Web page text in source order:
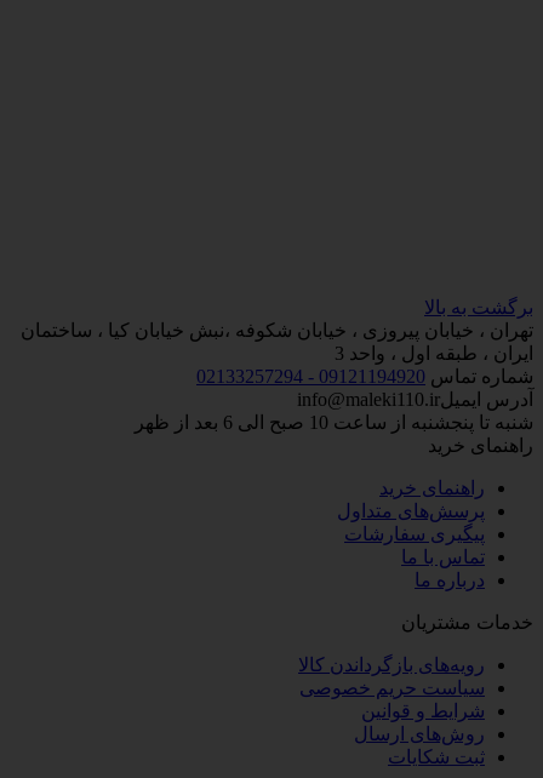
برگشت به بالا
تهران ، خیابان پیروزی ، خیابان شکوفه ،نبش خیابان کیا ، ساختمان
ایران ، طبقه اول ، واحد 3
شماره تماس 09121194920 - 02133257294
آدرس ایمیلinfo@maleki110.ir
شنبه تا پنجشنبه از ساعت 10 صبح الی 6 بعد از ظهر
راهنمای خرید
راهنمای خرید
پرسش‌های متداول
پیگیری سفارشات
تماس با ما
درباره ما
خدمات مشتریان
رویه‌های بازگرداندن کالا
سیاست حریم خصوصی
شرایط و قوانین
روش‌های ارسال
ثبت شکایات